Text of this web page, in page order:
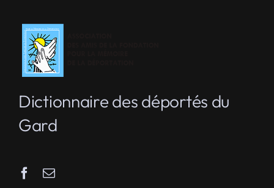
Dictionnaire des déportés du
Gard